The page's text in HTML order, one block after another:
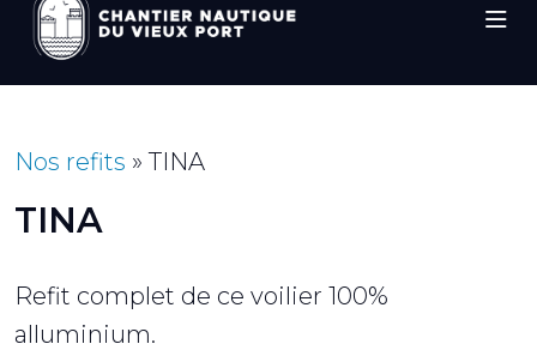
Nos refits »TINA
TINA
Refit complet de ce voilier 100%
alluminium.